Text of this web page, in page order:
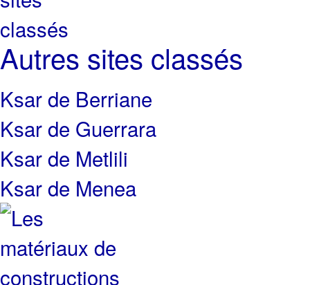
Autres sites classés
Ksar de Berriane
Ksar de Guerrara
Ksar de Metlili
Ksar de Menea